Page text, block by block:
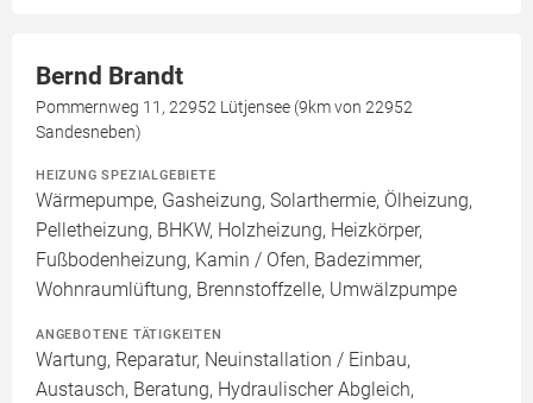
Bernd Brandt
Pommernweg 11, 22952 Lütjensee (9km von 22952
Sandesneben)
HEIZUNG SPEZIALGEBIETE
Wärmepumpe, Gasheizung, Solarthermie, Ölheizung,
Pelletheizung, BHKW, Holzheizung, Heizkörper,
Fußbodenheizung, Kamin / Ofen, Badezimmer,
Wohnraumlüftung, Brennstoffzelle, Umwälzpumpe
ANGEBOTENE TÄTIGKEITEN
Wartung, Reparatur, Neuinstallation / Einbau,
Austausch, Beratung, Hydraulischer Abgleich,